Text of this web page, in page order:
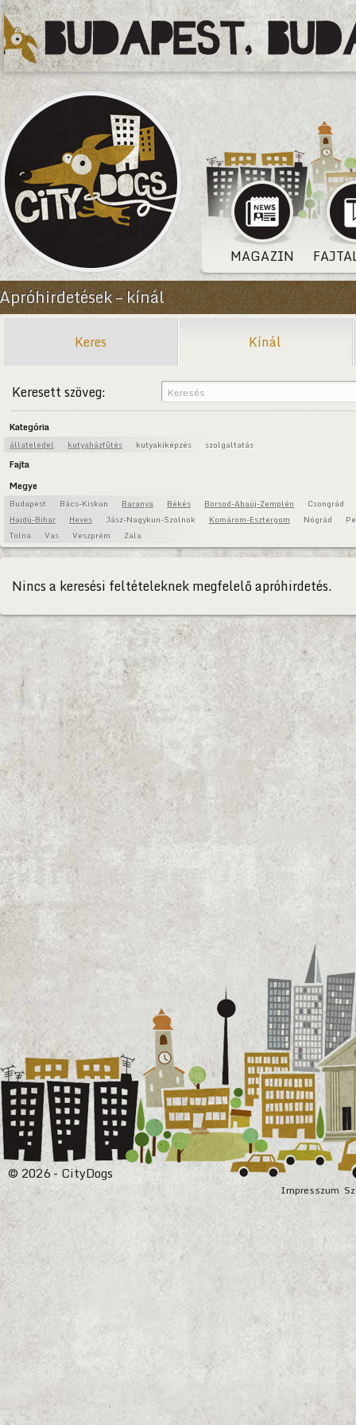
MAGAZIN
Apróhirdetések – kínál
Keres Kínál
Keresett szöveg:
Kategória
állateledel kutyaházfűtés kutyakiképzés szolgaltatás
Fajta
Megye
Budapest Bács-Kiskun Baranya Békés Borsod-Abaúj-Zemplén
Csongrád
Hajdú-Bihar
Heves Jász-Nagykun-Szolnok Komárom-Esztergom Nógrád
Tolna
Vas Veszprém Zala
Nincs a keresési feltételeknek megfelelő apróhirdetés.
Impresszum
© 2026 - CityDogs